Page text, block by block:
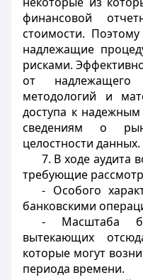
финансовой
стоимости.
надлежащие
рисками.
от надлежащего
методологий и
доступа к
сведениям о
целостности данных.
7. В ходе аудита
требующие
- Особого
банковскими
- Масштаба
вытекающих
которые могут
периода времени.